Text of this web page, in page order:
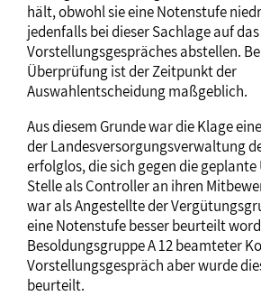
hält, obwohl sie eine Notenstufe
jedenfalls bei dieser Sachlage auf
Vorstellungsgespräches abstellen.
Überprüfung ist der Zeitpunkt der
Auswahlentscheidung maßgeblich.
Aus diesem Grunde war die Klage
der Landesversorgungsverwaltung
erfolglos, die sich gegen die
Stelle als Controller an ihren
war als Angestellte der
eine Notenstufe besser beurteilt
Besoldungsgruppe A 12 beamteter
Vorstellungsgespräch aber wurde
beurteilt.